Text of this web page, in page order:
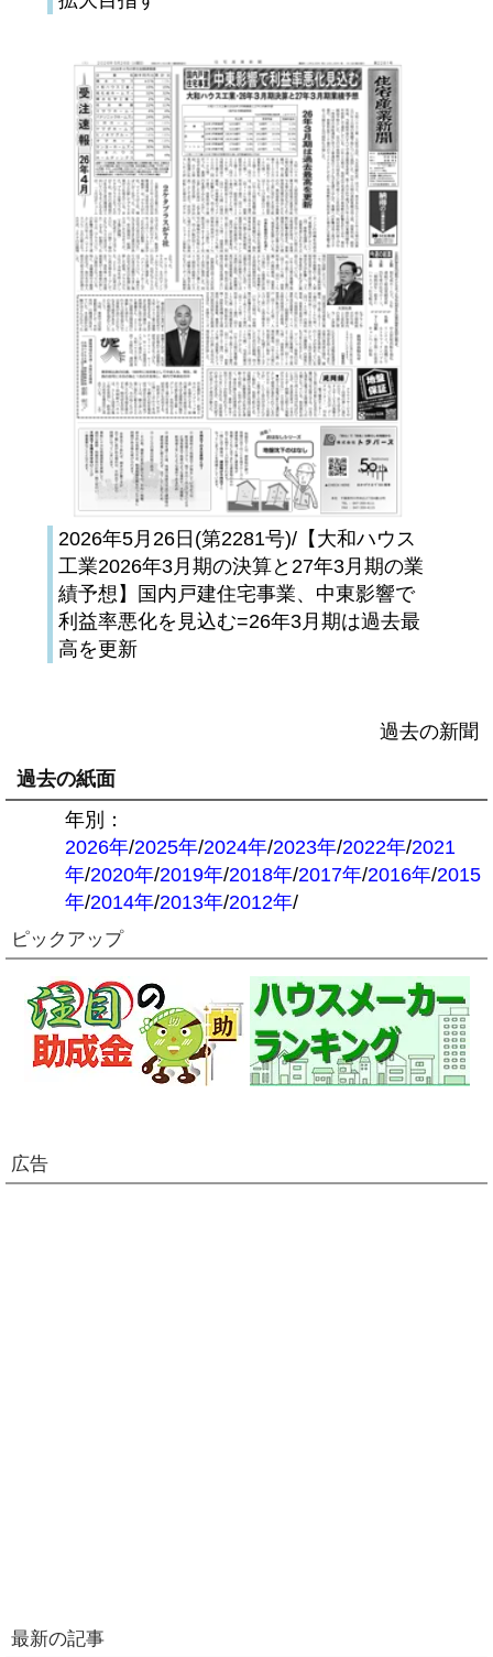
2026年5月26日(第2281号)/【大和ハウス
工業2026年3月期の決算と27年3月期の業
績予想】国内戸建住宅事業、中東影響で
利益率悪化を見込む=26年3月期は過去最
高を更新
過去の新聞
過去の紙面
年別：
2026年/2025年/2024年/2023年/2022年/2021
年/2020年/2019年/2018年/2017年/2016年/2015
年/2014年/2013年/2012年/
ピックアップ
広告
最新の記事